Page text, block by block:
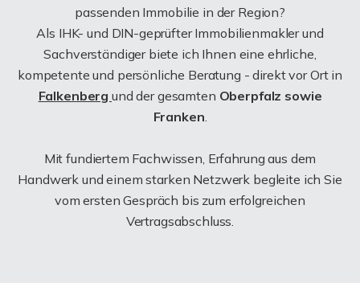
passenden Immobilie in der Region?
Als IHK- und DIN-geprüfter Immobilienmakler und
Sachverständiger biete ich Ihnen eine ehrliche,
kompetente und persönliche Beratung - direkt vor Ort in
Falkenberg und der gesamten Oberpfalz sowie
Franken.
Mit fundiertem Fachwissen, Erfahrung aus dem
Handwerk und einem starken Netzwerk begleite ich Sie
vom ersten Gespräch bis zum erfolgreichen
Vertragsabschluss.